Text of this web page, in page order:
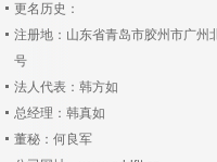
更名历史：
注册地：山东省青岛市胶州市广州
号
法人代表：韩方如
总经理：韩真如
董秘：何良军